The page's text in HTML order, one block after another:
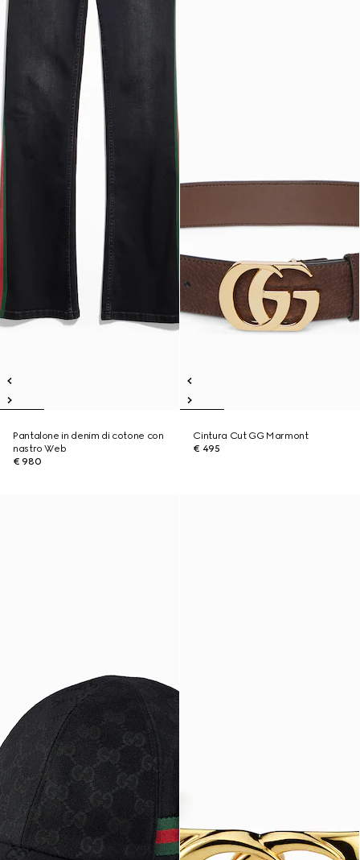
Pantalone in denim di cotone con
nastro Web
€ 980
Cintura Cut GG Marmont
€ 495